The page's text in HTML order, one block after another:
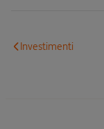
Investimenti